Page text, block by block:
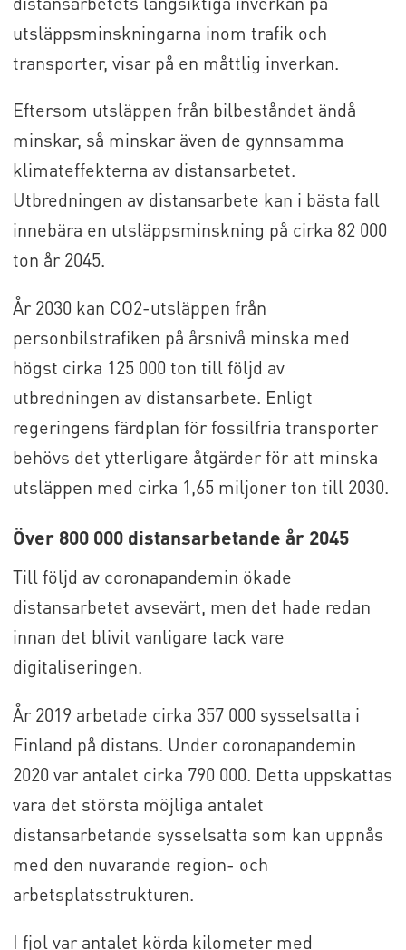
utsläppsminskningarna inom trafik och
transporter, visar på en måttlig inverkan.
Eftersom utsläppen från bilbeståndet ändå
minskar, så minskar även de gynnsamma
klimateffekterna av distansarbetet.
Utbredningen av distansarbete kan i bästa fall
innebära en utsläppsminskning på cirka 82 000
ton år 2045.
År 2030 kan CO2-utsläppen från
personbilstrafiken på årsnivå minska med
högst cirka 125 000 ton till följd av
utbredningen av distansarbete. Enligt
regeringens färdplan för fossilfria transporter
behövs det ytterligare åtgärder för att minska
utsläppen med cirka 1,65 miljoner ton till 2030.
Över 800 000 distansarbetande år 2045
Till följd av coronapandemin ökade
distansarbetet avsevärt, men det hade redan
innan det blivit vanligare tack vare
digitaliseringen.
År 2019 arbetade cirka 357 000 sysselsatta i
Finland på distans. Under coronapandemin
2020 var antalet cirka 790 000. Detta uppskattas
vara det största möjliga antalet
distansarbetande sysselsatta som kan uppnås
med den nuvarande region- och
arbetsplatsstrukturen.
I fjol var antalet körda kilometer med